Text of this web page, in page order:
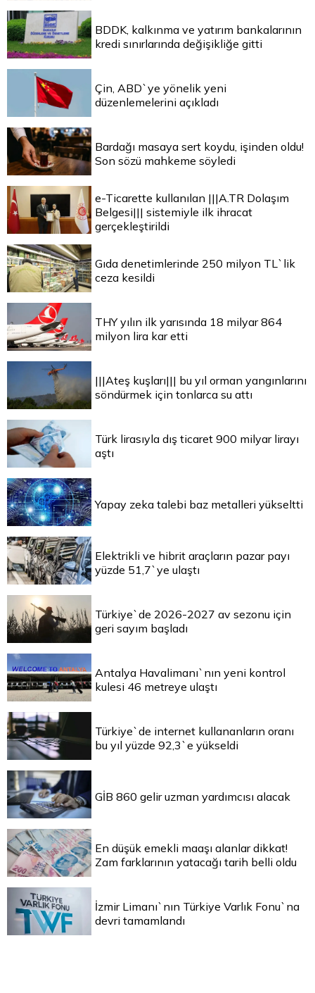
BDDK, kalkınma ve yatırım bankalarının
kredi sınırlarında değişikliğe gitti
Çin, ABD`ye yönelik yeni
düzenlemelerini açıkladı
Bardağı masaya sert koydu, işinden oldu!
Son sözü mahkeme söyledi
e-Ticarette kullanılan |||A.TR Dolaşım
Belgesi||| sistemiyle ilk ihracat
gerçekleştirildi
Gıda denetimlerinde 250 milyon TL`lik
ceza kesildi
THY yılın ilk yarısında 18 milyar 864
milyon lira kar etti
|||Ateş kuşları||| bu yıl orman yangınlarını
söndürmek için tonlarca su attı
Türk lirasıyla dış ticaret 900 milyar lirayı
aştı
Yapay zeka talebi baz metalleri yükseltti
Elektrikli ve hibrit araçların pazar payı
yüzde 51,7`ye ulaştı
Türkiye`de 2026-2027 av sezonu için
geri sayım başladı
Antalya Havalimanı`nın yeni kontrol
kulesi 46 metreye ulaştı
Türkiye`de internet kullananların oranı
bu yıl yüzde 92,3`e yükseldi
GİB 860 gelir uzman yardımcısı alacak
En düşük emekli maaşı alanlar dikkat!
Zam farklarının yatacağı tarih belli oldu
İzmir Limanı`nın Türkiye Varlık Fonu`na
devri tamamlandı